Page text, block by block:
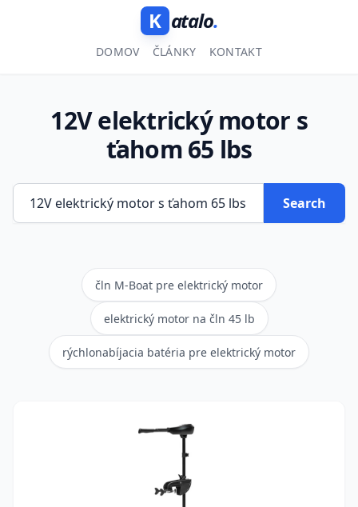
K atalo.
DOMOV ČLÁNKY KONTAKT
12V elektrický motor s
ťahom 65 lbs
Search
čln M-Boat pre elektrický motor
elektrický motor na čln 45 lb
rýchlonabíjacia batéria pre elektrický motor